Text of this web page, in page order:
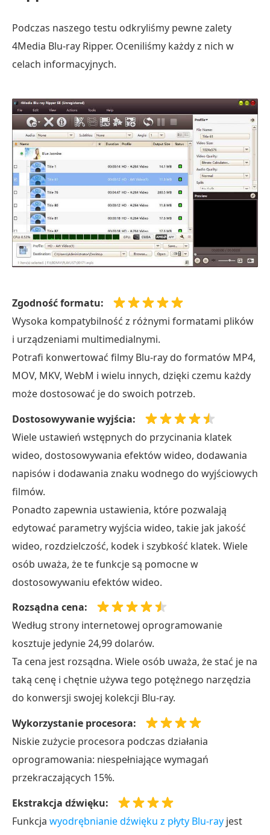
Podczas naszego testu odkryliśmy pewne zalety
4Media Blu-ray Ripper. Oceniliśmy każdy z nich w
celach informacyjnych.
Zgodność formatu:
Wysoka kompatybilność z różnymi formatami plików
i urządzeniami multimedialnymi.
Potrafi konwertować filmy Blu-ray do formatów MP4,
MOV, MKV, WebM i wielu innych, dzięki czemu każdy
może dostosować je do swoich potrzeb.
Dostosowywanie wyjścia:
Wiele ustawień wstępnych do przycinania klatek
wideo, dostosowywania efektów wideo, dodawania
napisów i dodawania znaku wodnego do wyjściowych
filmów.
Ponadto zapewnia ustawienia, które pozwalają
edytować parametry wyjścia wideo, takie jak jakość
wideo, rozdzielczość, kodek i szybkość klatek. Wiele
osób uważa, że te funkcje są pomocne w
dostosowywaniu efektów wideo.
Rozsądna cena:
Według strony internetowej oprogramowanie
kosztuje jedynie 24,99 dolarów.
Ta cena jest rozsądna. Wiele osób uważa, że stać je na
taką cenę i chętnie używa tego potężnego narzędzia
do konwersji swojej kolekcji Blu-ray.
Wykorzystanie procesora:
Niskie zużycie procesora podczas działania
oprogramowania: niespełniające wymagań
przekraczających 15%.
Ekstrakcja dźwięku:
Funkcja wyodrębnianie dźwięku z płyty Blu-ray jest